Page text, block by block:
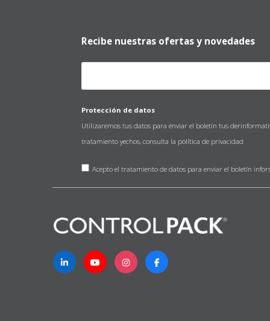
Recibe nuestras ofertas y novedades
Protección de datos
Utilizaremos tus datos para enviar el boletín tus
tratamiento yechos, consulta la política de privacidad
Acepto el tratamiento de datos para enviar el boletín